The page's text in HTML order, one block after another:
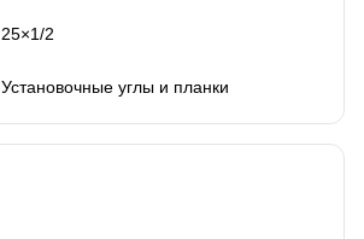
25×1/2
Установочные углы и планки